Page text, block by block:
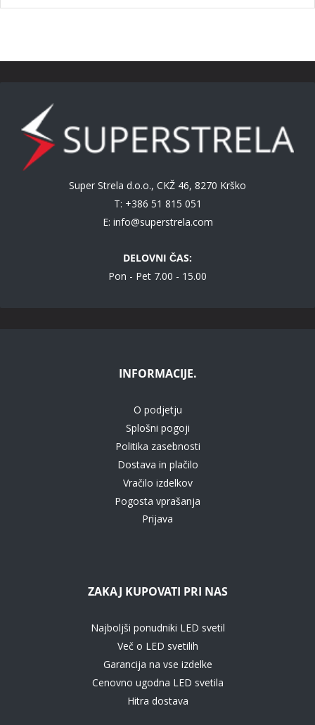
Super Strela d.o.o., CKŽ 46, 8270 Krško
T: +386 51 815 051
E: info@superstrela.com
DELOVNI ČAS:
Pon - Pet 7.00 - 15.00
INFORMACIJE.
O podjetju
Splošni pogoji
Politika zasebnosti
Dostava in plačilo
Vračilo izdelkov
Pogosta vprašanja
Prijava
ZAKAJ KUPOVATI PRI NAS
Najboljši ponudniki LED svetil
Več o LED svetilih
Garancija na vse izdelke
Cenovno ugodna LED svetila
Hitra dostava